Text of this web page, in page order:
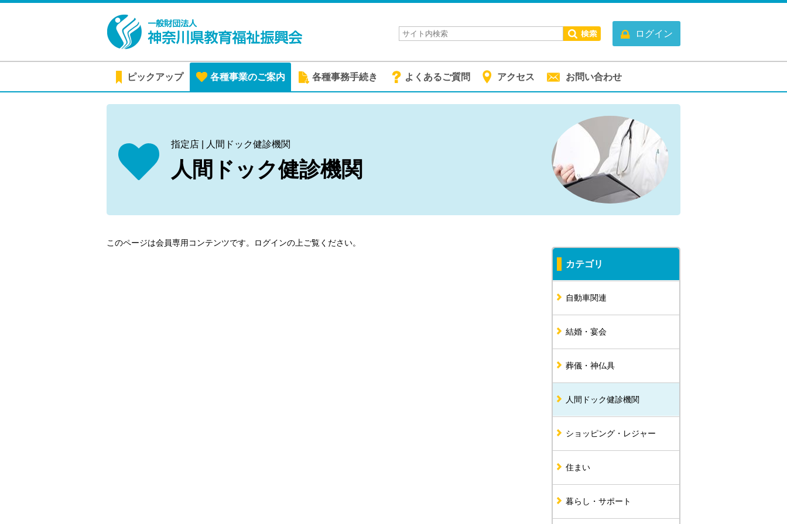
ログイン
ピックアップ 各種事業のご案内 各種事務手続き よくあるご質問 アクセス お問い合わせ
指定店 | 人間ドック健診機関
人間ドック健診機関
このページは会員専用コンテンツです。 ログインの上ご覧ください。
カテゴリ
自動車関連
結婚・宴会
葬儀・神仏具
人間ドック健診機関
ショッピング・レジャー
住まい
暮らし・サポート